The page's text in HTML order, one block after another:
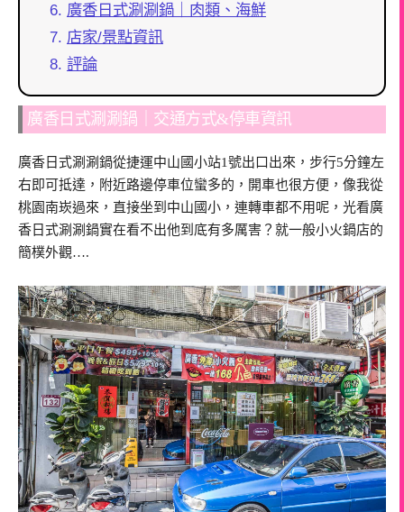
廣香日式涮涮鍋｜肉類、海鮮
店家/景點資訊
評論
廣香日式涮涮鍋｜交通方式&停車資訊
廣香日式涮涮鍋從捷運中山國小站1號出口出來，步行5分鐘左
右即可抵達，附近路邊停車位蠻多的，開車也很方便，像我從
桃園南崁過來，直接坐到中山國小，連轉車都不用呢，光看廣
香日式涮涮鍋實在看不出他到底有多厲害？就一般小火鍋店的
簡樸外觀….